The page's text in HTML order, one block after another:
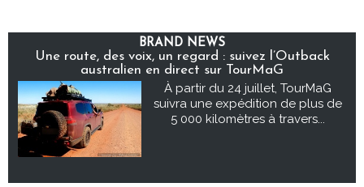
BRAND NEWS
Une route, des voix, un regard : suivez l’Outback
australien en direct sur TourMaG
À partir du 24 juillet, TourMaG
suivra une expédition de plus de
5 000 kilomètres à travers...